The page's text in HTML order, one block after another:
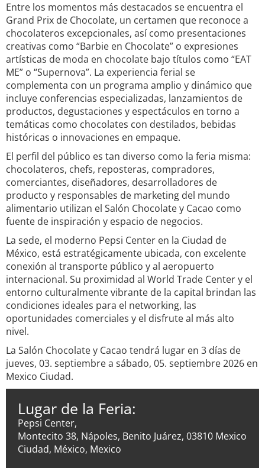
Entre los momentos más destacados se encuentra el
Grand Prix de Chocolate, un certamen que reconoce a
chocolateros excepcionales, así como presentaciones
creativas como “Barbie en Chocolate” o expresiones
artísticas de moda en chocolate bajo títulos como “EAT
ME” o “Supernova”. La experiencia ferial se
complementa con un programa amplio y dinámico que
incluye conferencias especializadas, lanzamientos de
productos, degustaciones y espectáculos en torno a
temáticas como chocolates con destilados, bebidas
históricas o innovaciones en empaque.
El perfil del público es tan diverso como la feria misma:
chocolateros, chefs, reposteras, compradores,
comerciantes, diseñadores, desarrolladores de
producto y responsables de marketing del mundo
alimentario utilizan el Salón Chocolate y Cacao como
fuente de inspiración y espacio de negocios.
La sede, el moderno Pepsi Center en la Ciudad de
México, está estratégicamente ubicada, con excelente
conexión al transporte público y al aeropuerto
internacional. Su proximidad al World Trade Center y el
entorno culturalmente vibrante de la capital brindan las
condiciones ideales para el networking, las
oportunidades comerciales y el disfrute al más alto
nivel.
La Salón Chocolate y Cacao tendrá lugar en 3 días de
jueves, 03. septiembre a sábado, 05. septiembre 2026 en
Mexico Ciudad.
Lugar de la Feria:
Pepsi Center,
Montecito 38, Nápoles, Benito Juárez, 03810 Mexico
Ciudad, México, Mexico